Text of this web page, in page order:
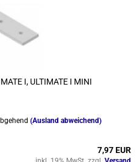
I, UL­TI­MA­TE I MINI
(Ausland abweichend)
7,97 EUR